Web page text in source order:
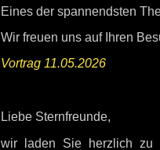
Eines der spannendsten
Wir freuen uns auf Ihren
Vortrag 11.05.2026
Liebe Sternfreunde,
wir laden Sie herzlich zu